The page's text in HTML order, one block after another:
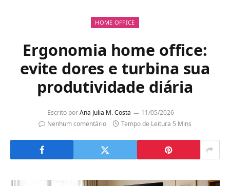
HOME OFFICE
Ergonomia home office:
evite dores e turbina sua
produtividade diária
Escrito por Ana Julia M. Costa
11/05/2026
Nenhum comentário
Tempo de Leitura 5 Mins